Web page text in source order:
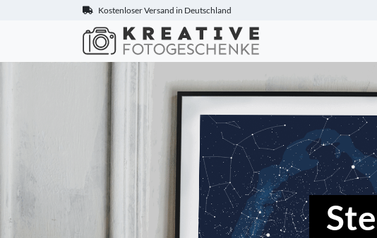
Kostenloser Versand in Deutschland
Kreative-